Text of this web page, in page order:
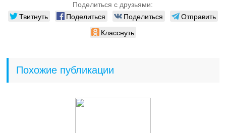
Поделиться с друзьями:
Твитнуть Поделиться Поделиться
Отправить
Класснуть
Похожие публикации